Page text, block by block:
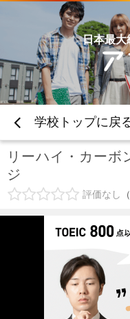
日本最大
学校トップに戻
リーハイ・カーボ
ジ
評価なし